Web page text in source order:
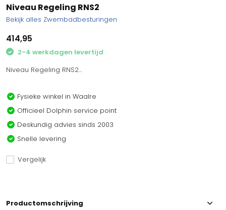
Niveau Regeling RNS2
Bekijk alles Zwembadbesturingen
414,95
2-4 werkdagen levertijd
Niveau Regeling RNS2...
Fysieke winkel in Waalre
Officieel Dolphin service point
Deskundig advies sinds 2003
Snelle levering
Vergelijk
Productomschrijving